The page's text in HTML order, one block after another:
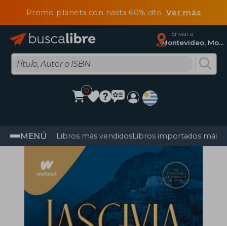
Promo planeta con hasta 60% dtoVer más
Enviar a
Montevideo, Montevideo
0
MENÚ Libros más vendidosLibros importados más